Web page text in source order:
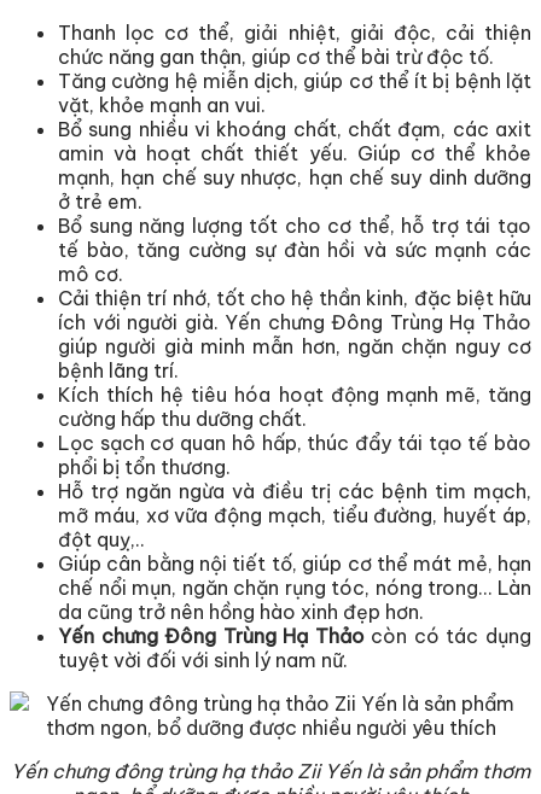
Thanh lọc cơ thể, giải nhiệt, giải độc, cải thiện
chức năng gan thận, giúp cơ thể bài trừ độc tố.
Tăng cường hệ miễn dịch, giúp cơ thể ít bị bệnh lặt
vặt, khỏe mạnh an vui.
Bổ sung nhiều vi khoáng chất, chất đạm, các axit
amin và hoạt chất thiết yếu. Giúp cơ thể khỏe
mạnh, hạn chế suy nhược, hạn chế suy dinh dưỡng
ở trẻ em.
Bổ sung năng lượng tốt cho cơ thể, hỗ trợ tái tạo
tế bào, tăng cường sự đàn hồi và sức mạnh các
mô cơ.
Cải thiện trí nhớ, tốt cho hệ thần kinh, đặc biệt hữu
ích với người già. Yến chưng Đông Trùng Hạ Thảo
giúp người già minh mẫn hơn, ngăn chặn nguy cơ
bệnh lãng trí.
Kích thích hệ tiêu hóa hoạt động mạnh mẽ, tăng
cường hấp thu dưỡng chất.
Lọc sạch cơ quan hô hấp, thúc đẩy tái tạo tế bào
phổi bị tổn thương.
Hỗ trợ ngăn ngừa và điều trị các bệnh tim mạch,
mỡ máu, xơ vữa động mạch, tiểu đường, huyết áp,
đột quỵ,..
Giúp cân bằng nội tiết tố, giúp cơ thể mát mẻ, hạn
chế nổi mụn, ngăn chặn rụng tóc, nóng trong… Làn
da cũng trở nên hồng hào xinh đẹp hơn.
Yến chưng Đông Trùng Hạ Thảocòn có tác dụng
tuyệt vời đối với sinh lý nam nữ.
Yến chưng đông trùng hạ thảo Zii Yến là sản phẩm thơm